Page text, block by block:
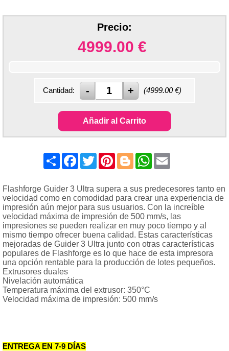
Precio:
4999.00 €
Cantidad: (4999.00€)
Añadir al Carrito
ShareFacebook
TwitterPinterest
BloggerWhatsApp
Flashforge Guider 3 Ultra supera a sus predecesores tanto en
velocidad como en comodidad para crear una experiencia de
impresión aún mejor para sus usuarios. Con la increíble
velocidad máxima de impresión de 500 mm/s, las
impresiones se pueden realizar en muy poco tiempo y al
mismo tiempo ofrecer buena calidad. Estas características
mejoradas de Guider 3 Ultra junto con otras características
populares de Flashforge es lo que hace de esta impresora
una opción rentable para la producción de lotes pequeños.
Extrusores duales
Nivelación automática
Temperatura máxima del extrusor: 350°C
Velocidad máxima de impresión: 500 mm/s
ENTREGA EN 7-9 DÍAS